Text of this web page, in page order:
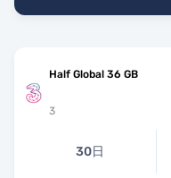
Half Global 36 GB
3
30日